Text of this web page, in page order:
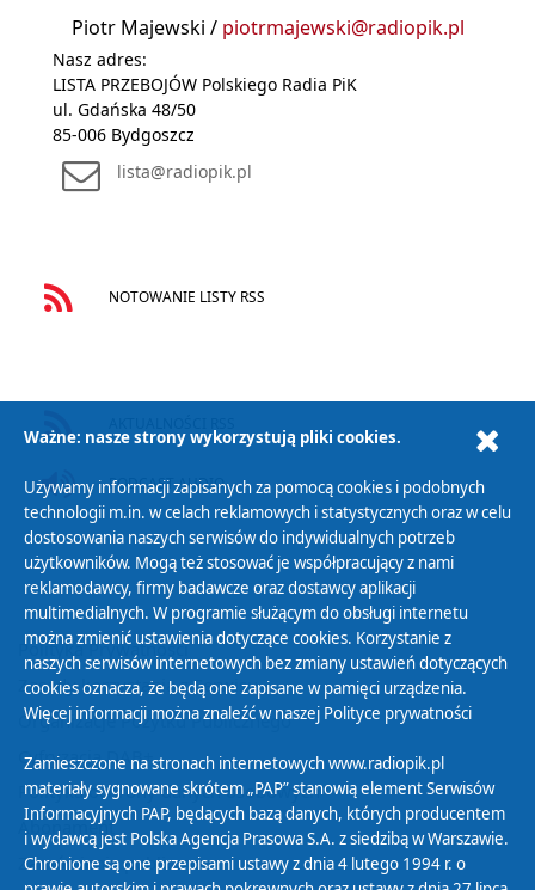
Piotr Majewski / piotrmajewski@radiopik.pl
Nasz adres:
LISTA PRZEBOJÓW Polskiego Radia PiK
ul. Gdańska 48/50
85-006 Bydgoszcz
lista@radiopik.pl
NOTOWANIE LISTY RSS
PODCAST AUDIO
Polityka Prywatności
Zasady korzystania z Serwisu
Organizacje Pożytku Publicznego
Cyfryzacja DAB+
Polityka ochrony danych osobowych
Abonament
Zamówienia publiczne
Ważne: nasze strony wykorzystują pliki cookies.
Używamy informacji zapisanych za pomocą cookies i podobnych
technologii m.in. w celach reklamowych i statystycznych oraz w celu
dostosowania naszych serwisów do indywidualnych potrzeb
użytkowników. Mogą też stosować je współpracujący z nami
reklamodawcy, firmy badawcze oraz dostawcy aplikacji
multimedialnych. W programie służącym do obsługi internetu
można zmienić ustawienia dotyczące cookies. Korzystanie z
naszych serwisów internetowych bez zmiany ustawień dotyczących
cookies oznacza, że będą one zapisane w pamięci urządzenia.
Więcej informacji można znaleźć w naszej Polityce prywatności
Zamieszczone na stronach internetowych www.radiopik.pl
materiały sygnowane skrótem „PAP” stanowią element Serwisów
Informacyjnych PAP, będących bazą danych, których producentem
i wydawcą jest Polska Agencja Prasowa S.A. z siedzibą w Warszawie.
Chronione są one przepisami ustawy z dnia 4 lutego 1994 r. o